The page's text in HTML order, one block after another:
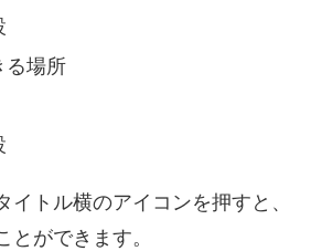
る場所
イトル横のアイコンを押すと、
とができます。